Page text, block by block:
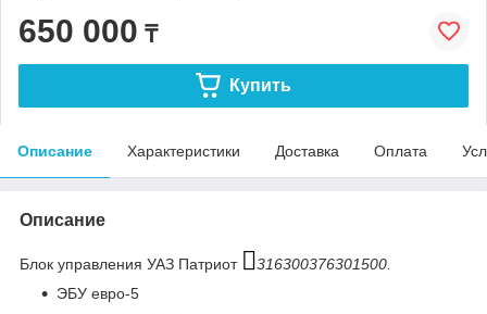
650 000 ₸
Купить
Описание Характеристики Доставка Оплата
Описание
Блок управления УАЗ Патриот
316300376301500.
ЭБУ евро-5